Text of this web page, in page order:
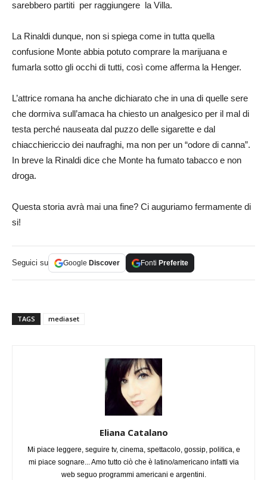
sarebbero partiti per raggiungere la Villa.
La Rinaldi dunque, non si spiega come in tutta quella
confusione Monte abbia potuto comprare la marijuana e
fumarla sotto gli occhi di tutti, così come afferma la Henger.
L’attrice romana ha anche dichiarato che in una di quelle sere
che dormiva sull’amaca ha chiesto un analgesico per il mal di
testa perché nauseata dal puzzo delle sigarette e dal
chiacchiericcio dei naufraghi, ma non per un “odore di canna”.
In breve la Rinaldi dice che Monte ha fumato tabacco e non
droga.
Questa storia avrà mai una fine? Ci auguriamo fermamente di
si!
Seguici su Google Discover Fonti Preferite
TAGS mediaset
Eliana Catalano
Mi piace leggere, seguire tv, cinema, spettacolo, gossip, politica, e
mi piace sognare... Amo tutto ciò che è latino/americano infatti via
web seguo programmi americani e argentini.